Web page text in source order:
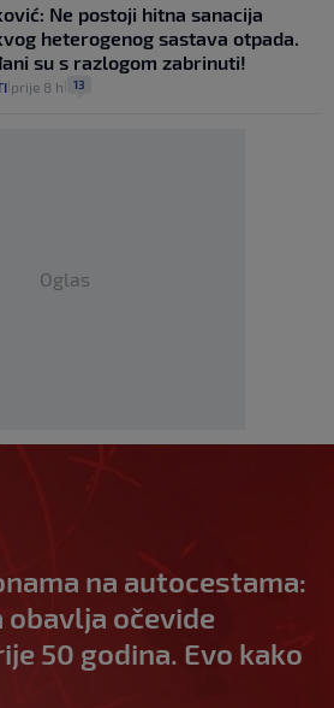
Ne postoji hitna sanacija
heterogenog sastava otpada.
su s razlogom zabrinuti!
prije 8 h 13
Oglas
na autocestama:
očevide
50 godina. Evo kako